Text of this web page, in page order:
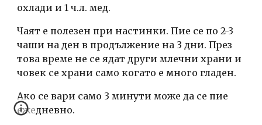
охлади и 1 ч.л. мед.
Чаят е полезен при настинки. Пие се по 2-3
чаши на ден в продължение на 3 дни. През
това време не се ядат други млечни храни и
човек се храни само когато е много гладен.
Ако се вари само 3 минути може да се пие
ежедневно.